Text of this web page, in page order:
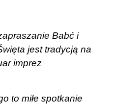
Babć i
jest tradycją na
imprez
to miłe spotkanie